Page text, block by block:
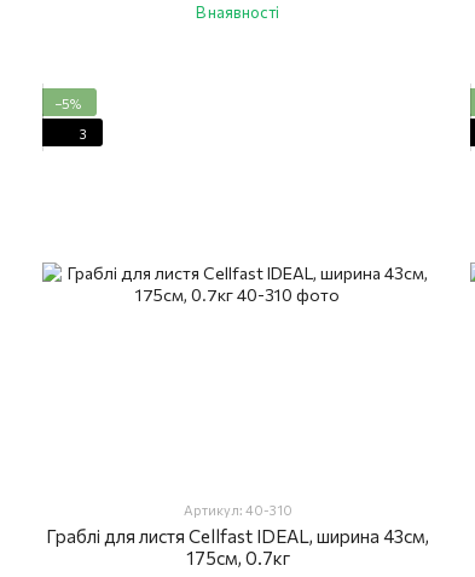
В наявності
−5%
3
Артикул: 40-310
Граблі для листя Cellfast IDEAL, ширина 43см,
175см, 0.7кг